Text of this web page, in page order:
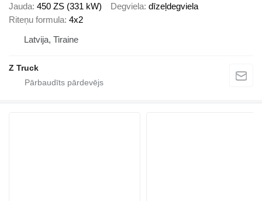
Jauda 450 ZS (331 kW) Degviela dīzeļdegviela
Riteņu formula 4x2
Latvija, Tiraine
Z Truck